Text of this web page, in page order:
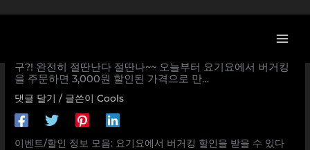
로
구?! 완전히 절딴난다 절딴나~~ 오늘부터 요기요에서 버거킹
을 주문하면 3,000원 할인된 가격으로 만…
댓글 달기 / 글쓴이Cools
이벤트/할인 정보 모음: 요기요에서 버거킹 할인을 받을 수 있다